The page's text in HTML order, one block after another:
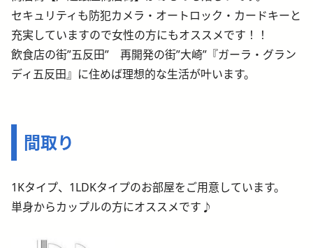
セキュリティも防犯カメラ・オートロック・カードキーと
充実していますので女性の方にもオススメです！！
飲食店の街”五反田” 再開発の街”大崎”『ガーラ・グラン
ディ五反田』に住めば理想的な生活が叶います。
間取り
1Kタイプ、1LDKタイプのお部屋をご用意しています。
単身からカップルの方にオススメです♪